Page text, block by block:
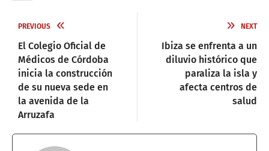
PREVIOUS
El Colegio Oficial de
Médicos de Córdoba
inicia la construcción
de su nueva sede en
la avenida de la
Arruzafa
NEXT
Ibiza se enfrenta a un
diluvio histórico que
paraliza la isla y
afecta centros de
salud